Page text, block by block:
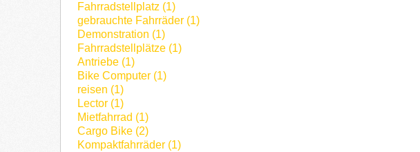
Fahrradstellplatz (1)
gebrauchte Fahrräder (1)
Demonstration (1)
Fahrradstellplätze (1)
Antriebe (1)
Bike Computer (1)
reisen (1)
Lector (1)
Mietfahrrad (1)
Cargo Bike (2)
Kompaktfahrräder (1)